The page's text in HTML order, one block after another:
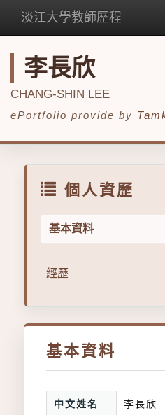
淡江大學教師歷程
李長欣
CHANG-SHIN LEE
ePortfolio provide by
個人資歷
基本資料
經歷
基本資料
中文姓名 李長欣